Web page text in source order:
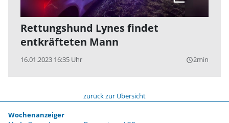
Rettungshund Lynes findet
entkräfteten Mann
16.01.2023 16:35 Uhr query_builder2min
zurück zur Übersicht
Wochenanzeiger